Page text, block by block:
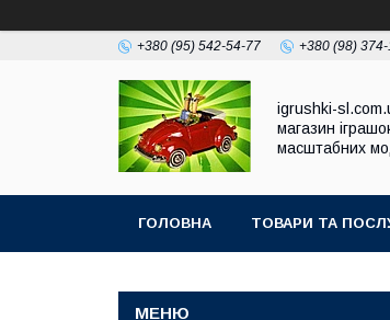
+380 (95) 542-54-77 +380 (98)
igrushki-
магазин
масштабних
ГОЛОВНА ТОВАРИ ТА